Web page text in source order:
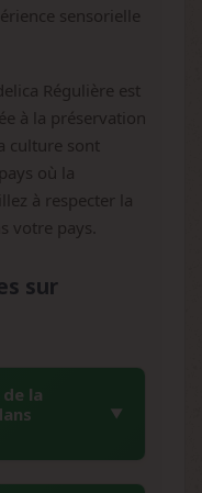
sensorielle
Régulière est
à la préservation
culture sont
où la
à respecter la
votre pays.
sur
la